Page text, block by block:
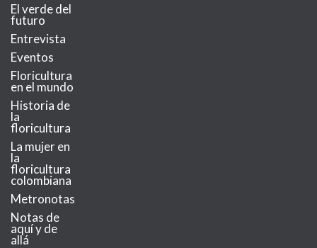
El verde del
futuro
Entrevista
Eventos
Floricultura
en el mundo
Historia de
la
floricultura
La mujer en
la
floricultura
colombiana
Metronotas
Notas de
aquí y de
allá